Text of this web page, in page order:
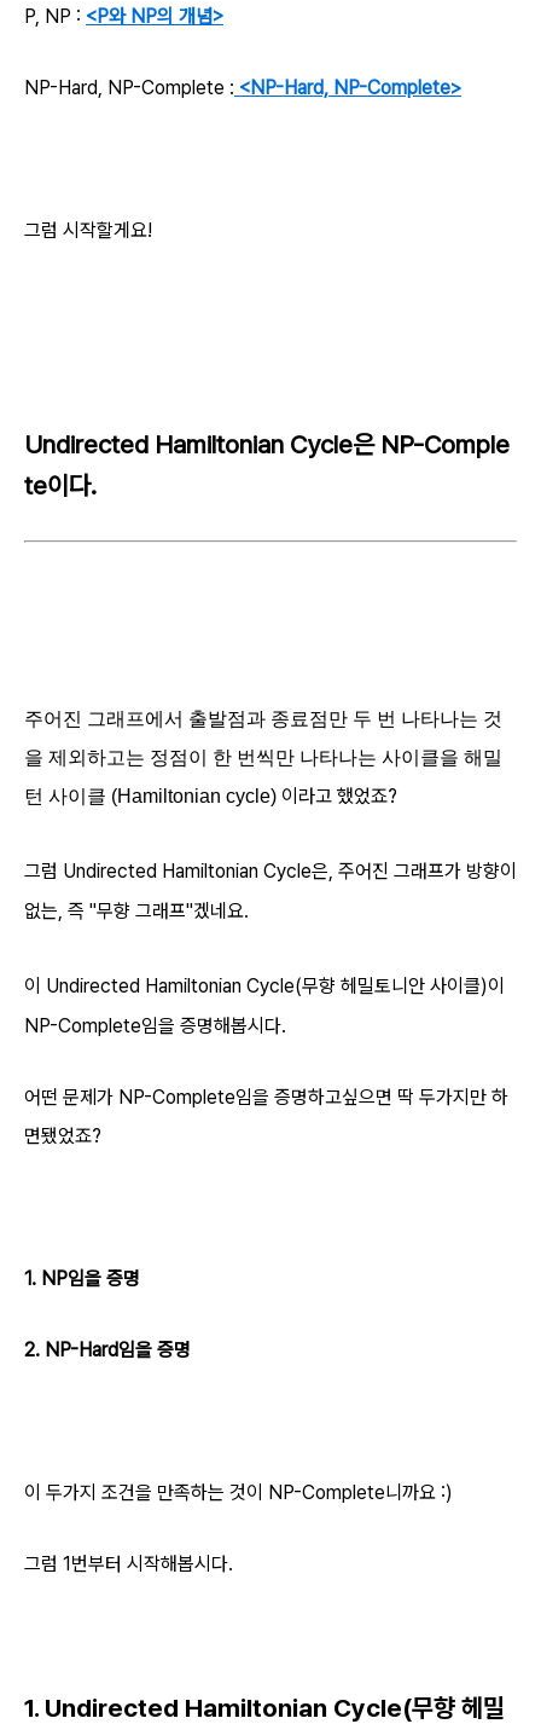
P, NP : <P와 NP의 개념>
NP-Hard, NP-Complete : <NP-Hard, NP-Complete>
그럼 시작할게요!
Undirected Hamiltonian Cycle은 NP-Comple
te이다.
주어진 그래프에서 출발점과 종료점만 두 번 나타나는 것
을 제외하고는 정점이 한 번씩만 나타나는 사이클을 해밀
턴 사이클 (Hamiltonian cycle) 이라고 했었죠?
그럼 Undirected Hamiltonian Cycle은, 주어진 그래프가 방향이
없는, 즉 "무향 그래프"겠네요.
이 Undirected Hamiltonian Cycle(무향 헤밀토니안 사이클)이
NP-Complete임을 증명해봅시다.
어떤 문제가 NP-Complete임을 증명하고싶으면 딱 두가지만 하
면됐었죠?
1. NP임을 증명
2. NP-Hard임을 증명
이 두가지 조건을 만족하는 것이 NP-Complete니까요 :)
그럼 1번부터 시작해봅시다.
1. Undirected Hamiltonian Cycle(무향 헤밀